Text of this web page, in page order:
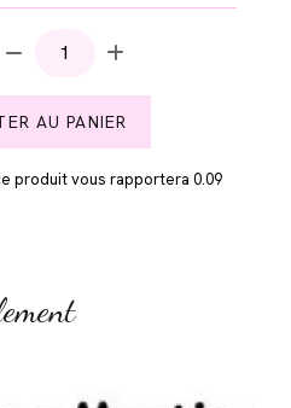
AU PANIER
produit vous rapportera 0.09